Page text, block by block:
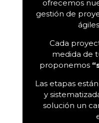
ofrecemos
gestión de
Cada
medida de
proponemos
Las etapas
y
solución un